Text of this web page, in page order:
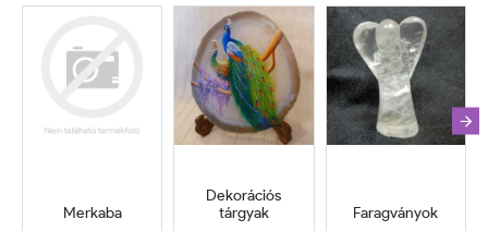
Merkaba
Dekorációs
tárgyak
Faragványok